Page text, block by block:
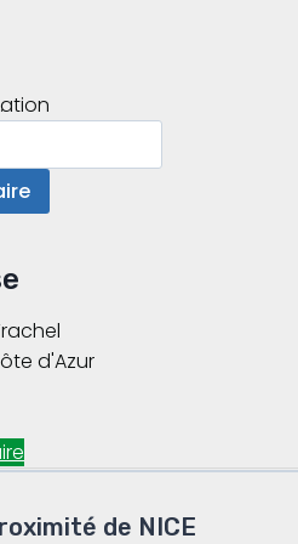
d'Azur
de NICE